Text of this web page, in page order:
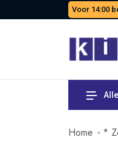
Voor 14:00
Home *